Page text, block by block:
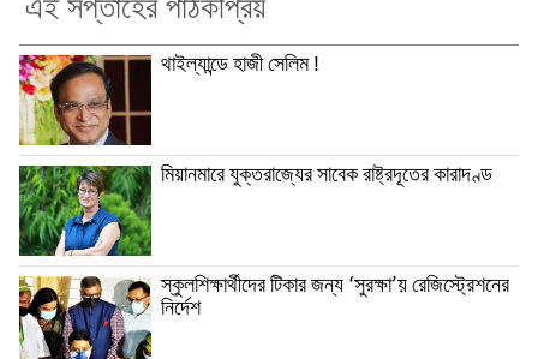
থাইল্যান্ডে হাজী সেলিম !
মিয়ানমারে যুক্তরাজ্যের সাবেক রাষ্ট্রদূতের কারাদণ্ড
স্কুলশিক্ষার্থীদের টিকার জন্য ‘সুরক্ষা’য় রেজিস্ট্রেশনের
নির্দেশ